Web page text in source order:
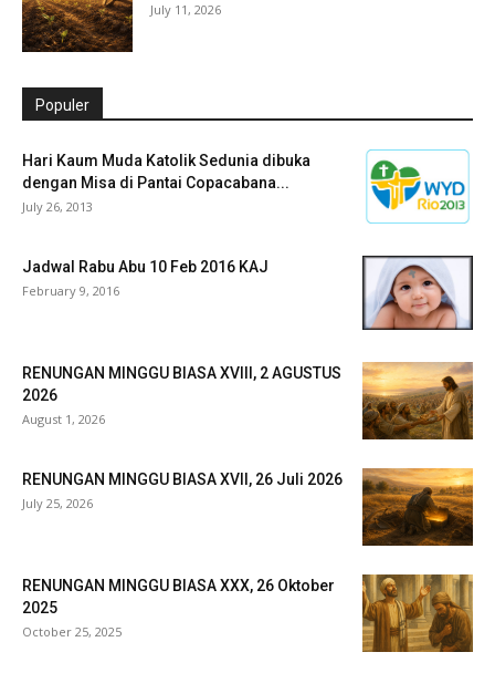
July 11, 2026
Populer
Hari Kaum Muda Katolik Sedunia dibuka
dengan Misa di Pantai Copacabana...
July 26, 2013
Jadwal Rabu Abu 10 Feb 2016 KAJ
February 9, 2016
RENUNGAN MINGGU BIASA XVIII, 2 AGUSTUS
2026
August 1, 2026
RENUNGAN MINGGU BIASA XVII, 26 Juli 2026
July 25, 2026
RENUNGAN MINGGU BIASA XXX, 26 Oktober
2025
October 25, 2025